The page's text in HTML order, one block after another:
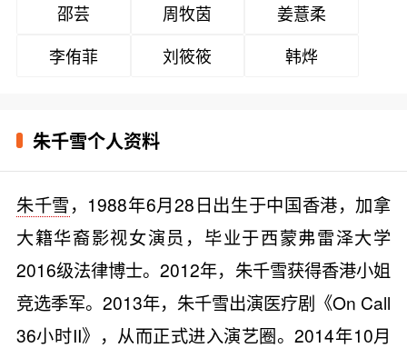
邵芸 周牧茵
姜薏柔
李侑菲
刘筱筱 韩烨
朱千雪个人资料
朱千雪，1988年6月28日出生于中国香港，加拿
大籍华裔影视女演员，毕业于西蒙弗雷泽大学
2016级法律博士。2012年，朱千雪获得香港小姐
竞选季军。2013年，朱千雪出演医疗剧《On Call
36小时II》，从而正式进入演艺圈。2014年10月